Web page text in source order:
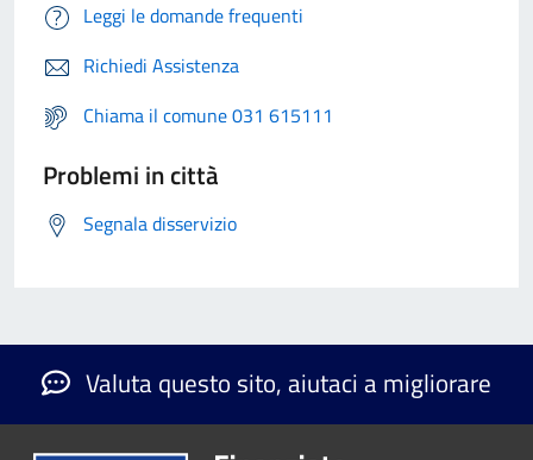
Leggi le domande frequenti
Richiedi Assistenza
Chiama il comune 031 615111
Problemi in città
Segnala disservizio
Valuta questo sito, aiutaci a migliorare